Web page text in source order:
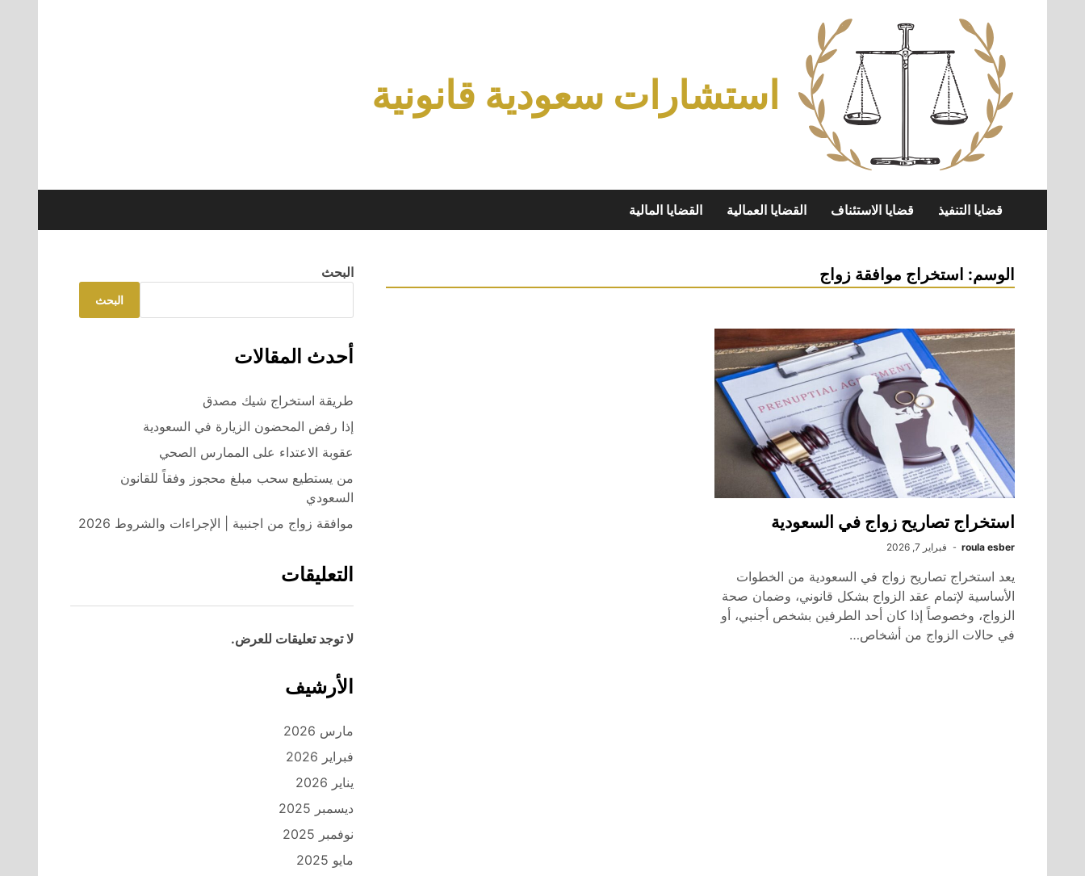
استشارات سعودية قانونية
قضايا التنفيذ قضايا الاستئناف القضايا العمالية القضايا المالية
الوسم: استخراج موافقة زواج
استخراج تصاريح زواج في السعودية
roula esber فبراير 7, 2026
يعد استخراج تصاريح زواج في السعودية من الخطوات
الأساسية لإتمام عقد الزواج بشكل قانوني، وضمان صحة
الزواج، وخصوصاً إذا كان أحد الطرفين بشخص أجنبي، أو
في حالات الزواج من أشخاص…
البحث
البحث
أحدث المقالات
طريقة استخراج شيك مصدق
إذا رفض المحضون الزيارة في السعودية
عقوبة الاعتداء على الممارس الصحي
من يستطيع سحب مبلغ محجوز وفقاً للقانون
السعودي
موافقة زواج من اجنبية | الإجراءات والشروط 2026
التعليقات
لا توجد تعليقات للعرض.
الأرشيف
مارس 2026
فبراير 2026
يناير 2026
ديسمبر 2025
نوفمبر 2025
مايو 2025